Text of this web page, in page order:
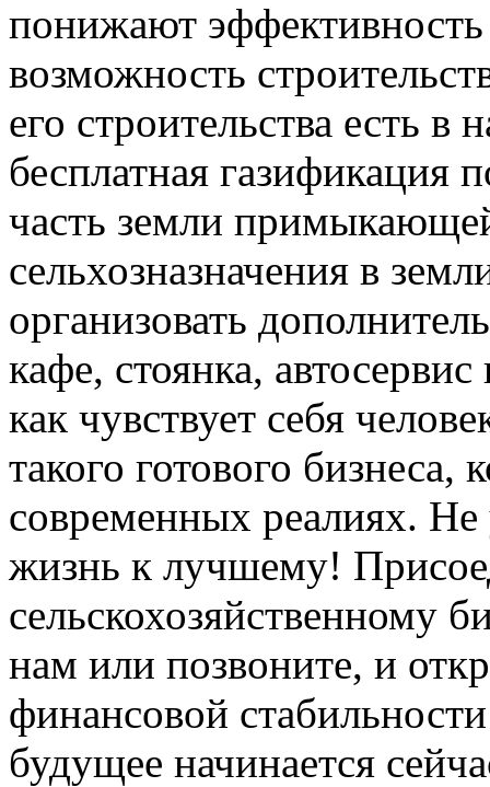
понижают эффективность
возможность
его строительства есть в
бесплатная газификация
часть земли
сельхозназначения в
организовать
кафе, стоянка,
как чувствует себя
такого готового бизнеса,
современных реалиях.
жизнь к лучшему!
сельскохозяйственному
нам или позвоните, и
финансовой
будущее начинается